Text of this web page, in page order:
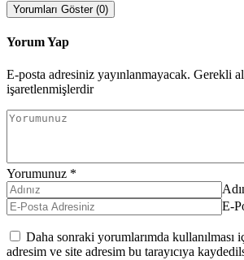
Yorumları Göster (0)
Yorum Yap
E-posta adresiniz yayınlanmayacak. Gerekli
işaretlenmişlerdir
Yorumunuz *
E-
Daha sonraki yorumlarımda kullanılması
adresim ve site adresim bu tarayıcıya